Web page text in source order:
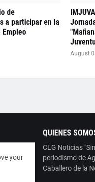
de
a participar en la
August
QUIENES
CLG Noticias
periodismo de
Caballero de la
your